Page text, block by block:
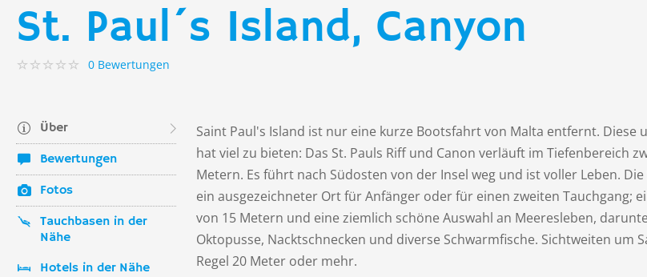
St. Paul´s Island, Canyon
0 Bewertungen
Über
Bewertungen
Fotos
Tauchbasen in der
Nähe
Hotels in der Nähe
Saint Paul's Island ist nur eine kurze Bootsfahrt von Malta entfernt. Diese
hat viel zu bieten: Das St. Pauls Riff und Canon verläuft im Tiefenbereich
Metern. Es führt nach Südosten von der Insel weg und ist voller Leben. Die
ein ausgezeichneter Ort für Anfänger oder für einen zweiten Tauchgang;
von 15 Metern und eine ziemlich schöne Auswahl an Meeresleben,
Oktopusse, Nacktschnecken und diverse Schwarmfische. Sichtweiten um
Regel 20 Meter oder mehr.